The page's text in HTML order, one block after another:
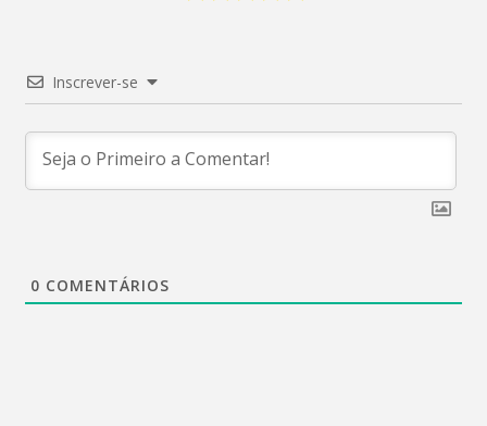
Inscrever-se
0 COMENTÁRIOS